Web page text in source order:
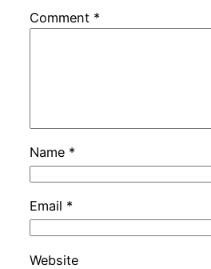
Comment *
Name *
Email *
Website